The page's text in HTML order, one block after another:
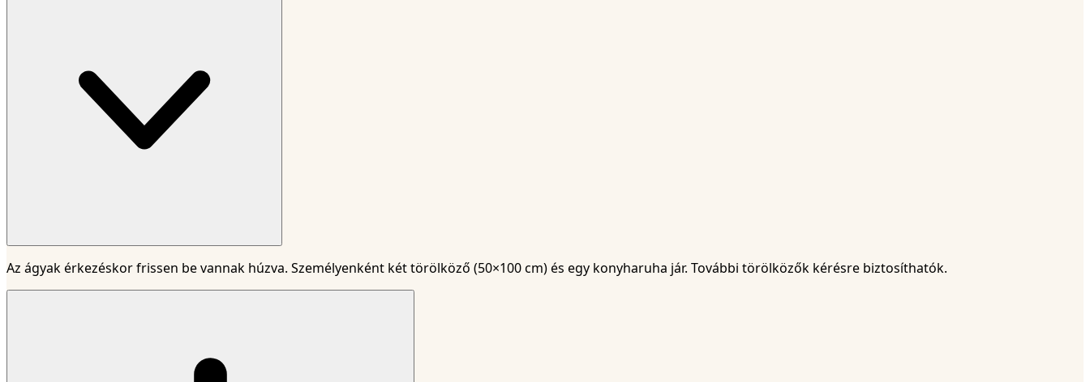
Az ágyak érkezéskor frissen be vannak húzva. Személyenként két törölköző (50×100 cm) és egy konyharuha jár. További törölközők kérésre biztosíthatók.